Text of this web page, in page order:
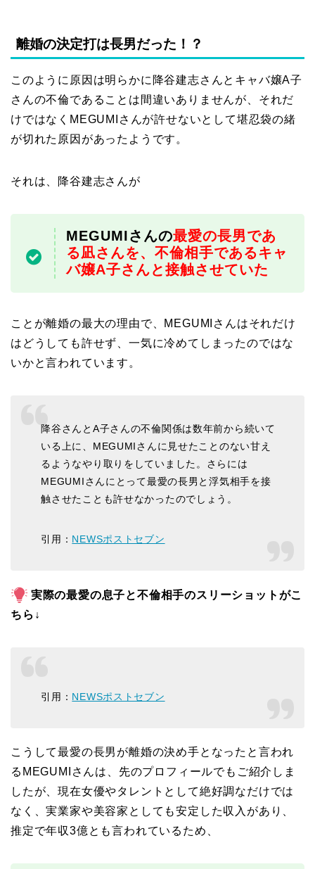
離婚の決定打は長男だった！？
このように原因は明らかに降谷建志さんとキャバ嬢A子
さんの不倫であることは間違いありませんが、それだ
けではなくMEGUMIさんが許せないとして堪忍袋の緒
が切れた原因があったようです。
それは、降谷建志さんが
MEGUMIさんの最愛の長男であ
る凪さんを、不倫相手であるキャ
バ嬢A子さんと接触させていた
ことが離婚の最大の理由で、MEGUMIさんはそれだけ
はどうしても許せず、一気に冷めてしまったのではな
いかと言われています。
降谷さんとA子さんの不倫関係は数年前から続いて
いる上に、MEGUMIさんに見せたことのない甘え
るようなやり取りをしていました。さらには
MEGUMIさんにとって最愛の長男と浮気相手を接
触させたことも許せなかったのでしょう。
引用： NEWSポストセブン
実際の最愛の息子と不倫相手のスリーショットがこ
ちら↓
引用： NEWSポストセブン
こうして最愛の長男が離婚の決め手となったと言われ
るMEGUMIさんは、先のプロフィールでもご紹介しま
したが、現在女優やタレントとして絶好調なだけでは
なく、実業家や美容家としても安定した収入があり、
推定で年収3億とも言われているため、